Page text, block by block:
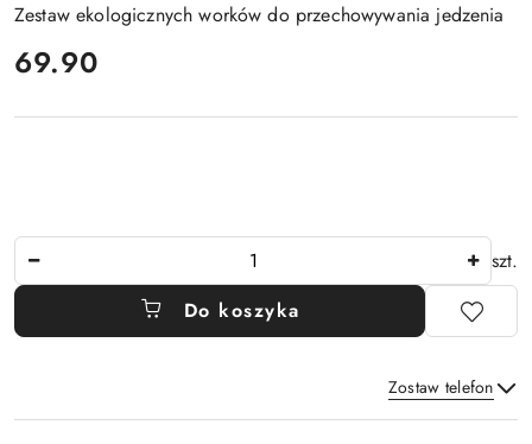
Zestaw ekologicznych worków do przechowywania jedzenia
cena:
69.90
szt.
Do koszyka
Zostaw telefon